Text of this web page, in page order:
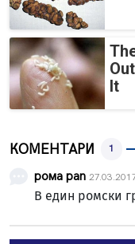
It
КОМЕНТАРИ 1
рома рап
В един ромски